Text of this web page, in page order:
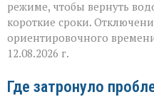
режиме, чтобы вернуть
короткие сроки.
ориентировочного
12.08.2026 г.
Где затронуло